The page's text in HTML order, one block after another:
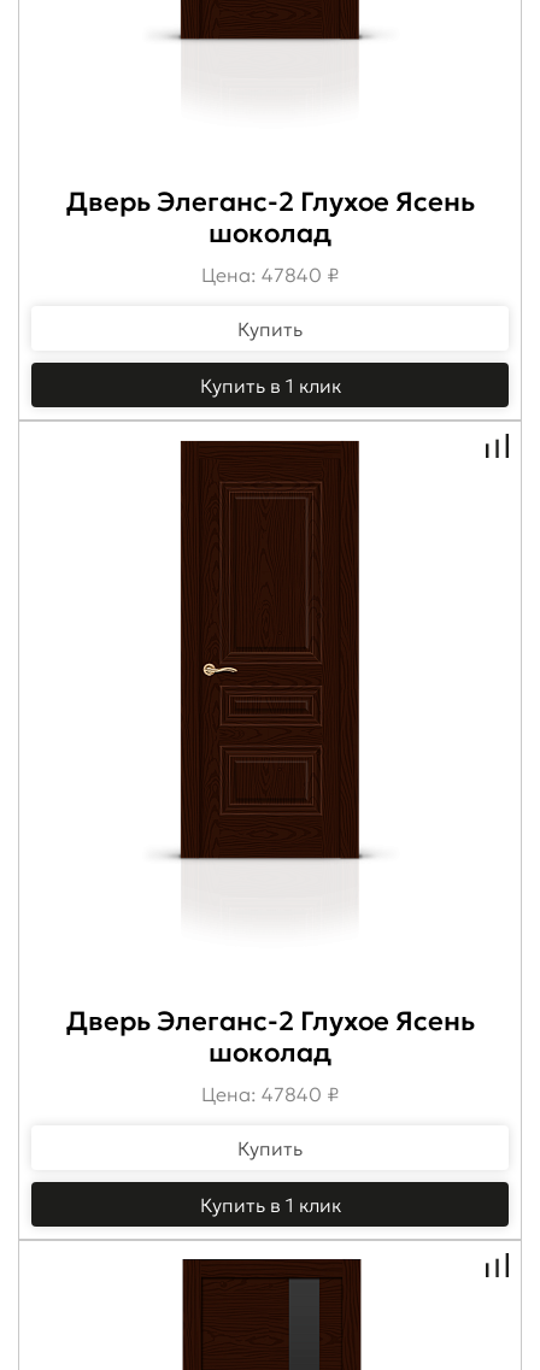
Дверь Элеганс-2 Глухое Ясень
шоколад
Цена: 47840 ₽
Купить
Купить в 1 клик
Дверь Элеганс-2 Глухое Ясень
шоколад
Цена: 47840 ₽
Купить
Купить в 1 клик